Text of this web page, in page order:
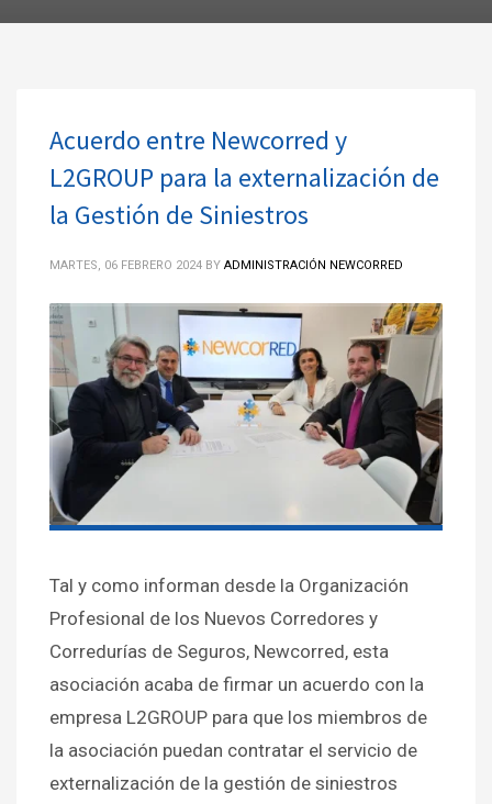
Acuerdo entre Newcorred y
L2GROUP para la externalización de
la Gestión de Siniestros
MARTES, 06 FEBRERO 2024 BY ADMINISTRACIÓN NEWCORRED
Tal y como informan desde la Organización
Profesional de los Nuevos Corredores y
Corredurías de Seguros, Newcorred, esta
asociación acaba de firmar un acuerdo con la
empresa L2GROUP para que los miembros de
la asociación puedan contratar el servicio de
externalización de la gestión de siniestros